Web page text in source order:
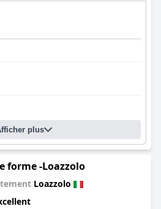
plus
forme -Loazzolo
Loazzolo